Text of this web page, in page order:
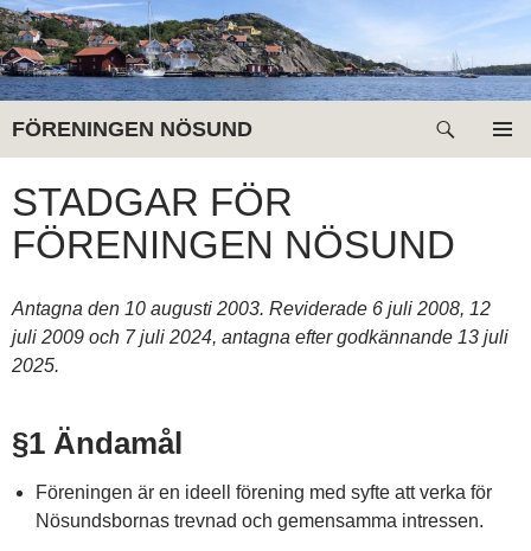
Hoppa
till
innehåll
FÖRENINGEN NÖSUND
STADGAR FÖR
FÖRENINGEN NÖSUND
Antagna den 10 augusti 2003. Reviderade 6 juli 2008, 12
juli 2009 och 7 juli 2024, antagna efter godkännande 13 juli
2025.
§1 Ändamål
Föreningen är en ideell förening med syfte att verka för
Nösundsbornas trevnad och gemensamma intressen.